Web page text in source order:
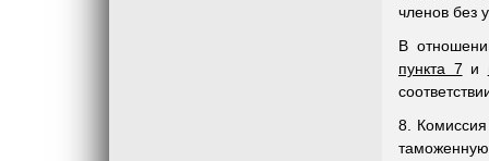
членов без
В
пункта 7 и
8. Комиссия